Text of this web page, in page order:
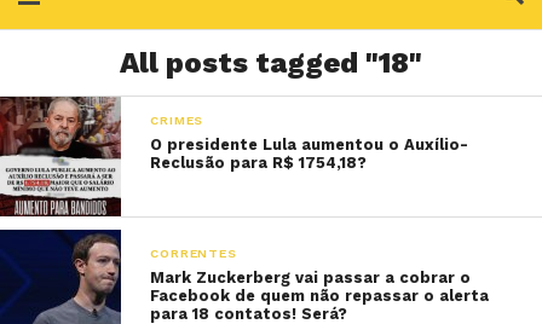
All posts tagged "18"
CRIMES
O presidente Lula aumentou o Auxílio-
Reclusão para R$ 1754,18?
CORRENTES
Mark Zuckerberg vai passar a cobrar o
Facebook de quem não repassar o alerta
para 18 contatos! Será?